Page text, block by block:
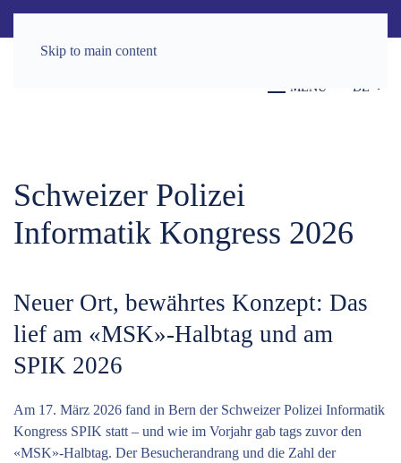
Skip to main content
MENU DE
Schweizer Polizei
Informatik Kongress 2026
Neuer Ort, bewährtes Konzept: Das
lief am «MSK»-Halbtag und am
SPIK 2026
Am 17. März 2026 fand in Bern der Schweizer Polizei Informatik
Kongress SPIK statt – und wie im Vorjahr gab tags zuvor den
«MSK»-Halbtag. Der Besucherandrang und die Zahl der